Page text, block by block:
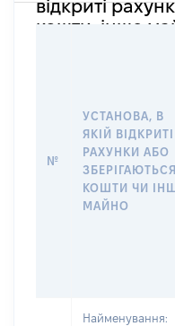
відкриті
кошти, інше
№
УСТАНОВА, В
ЯКІЙ ВІДКРИТІ
РАХУНКИ АБО
ЗБЕРІГАЮТЬСЯ
КОШТИ ЧИ
МАЙНО
Найменування: